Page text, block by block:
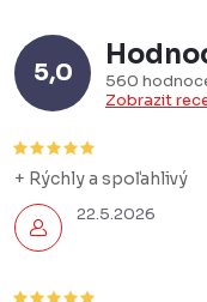
5,0
560
Zobrazit
22.5.2026
+ Rýchly a spoľahlivý